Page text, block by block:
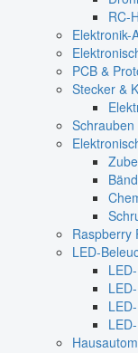
RC-
Elektronik-
PCB &
Stecker &
Schrauben
Raspberry
LED-